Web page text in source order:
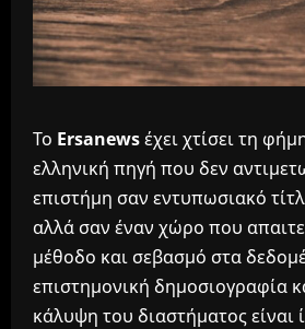
Το Ersanewsέχει χτίσει τη
ελληνική πηγή που δεν
επιστήμη σαν εντυπωσιακό
αλλά σαν έναν χώρο που
μέθοδο και σεβασμό στα
επιστημονική δημοσιογραφία
κάλυψη του διαστήματος είναι